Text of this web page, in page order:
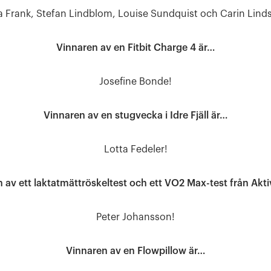
Frank, Stefan Lindblom, Louise Sundquist och Carin
Vinnaren av en Fitbit Charge 4 är…
Josefine Bonde!
Vinnaren av en stugvecka i Idre Fjäll är…
Lotta Fedeler!
av ett laktatmättröskeltest och ett VO2 Max-test från
Peter Johansson!
Vinnaren av en Flowpillow är…